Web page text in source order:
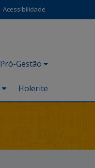
Acessibilidade
Pró-Gestão
Holerite